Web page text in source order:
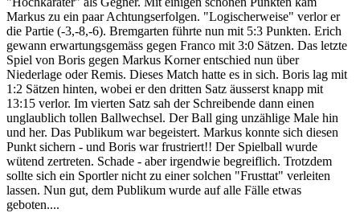
Markus zu ein paar Achtungserfolgen. "Logischerweise" verlor er
die Partie (-3,-8,-6). Bremgarten führte nun mit 5:3 Punkten. Erich
gewann erwartungsgemäss gegen Franco mit 3:0 Sätzen. Das letzte
Spiel von Boris gegen Markus Korner entschied nun über
Niederlage oder Remis. Dieses Match hatte es in sich. Boris lag mit
1:2 Sätzen hinten, wobei er den dritten Satz äusserst knapp mit
13:15 verlor. Im vierten Satz sah der Schreibende dann einen
unglaublich tollen Ballwechsel. Der Ball ging unzählige Male hin
und her. Das Publikum war begeistert. Markus konnte sich diesen
Punkt sichern - und Boris war frustriert!! Der Spielball wurde
wütend zertreten. Schade - aber irgendwie begreiflich. Trotzdem
sollte sich ein Sportler nicht zu einer solchen "Frusttat" verleiten
lassen. Nun gut, dem Publikum wurde auf alle Fälle etwas
geboten....